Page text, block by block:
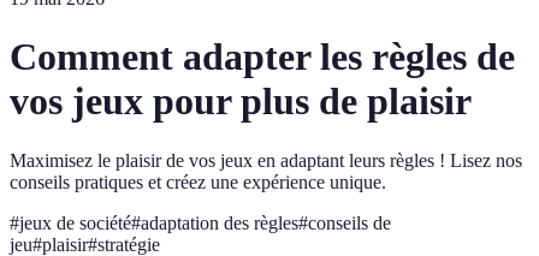
Comment adapter les règles de
vos jeux pour plus de plaisir
Maximisez le plaisir de vos jeux en adaptant leurs règles ! Lisez nos
conseils pratiques et créez une expérience unique.
#jeux de société#adaptation des règles#conseils de
jeu#plaisir#stratégie